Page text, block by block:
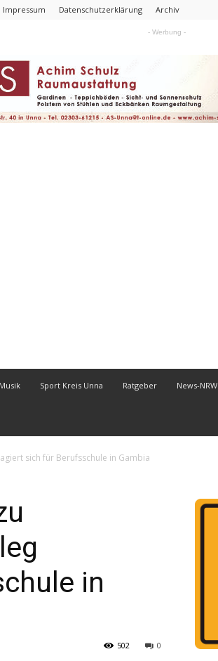
Impressum Datenschutzerklärung Archiv
- Werbung -
Sport Kreis Unna Ratgeber News-NRW
sich für Berufsschule in Gambia
in
0
502